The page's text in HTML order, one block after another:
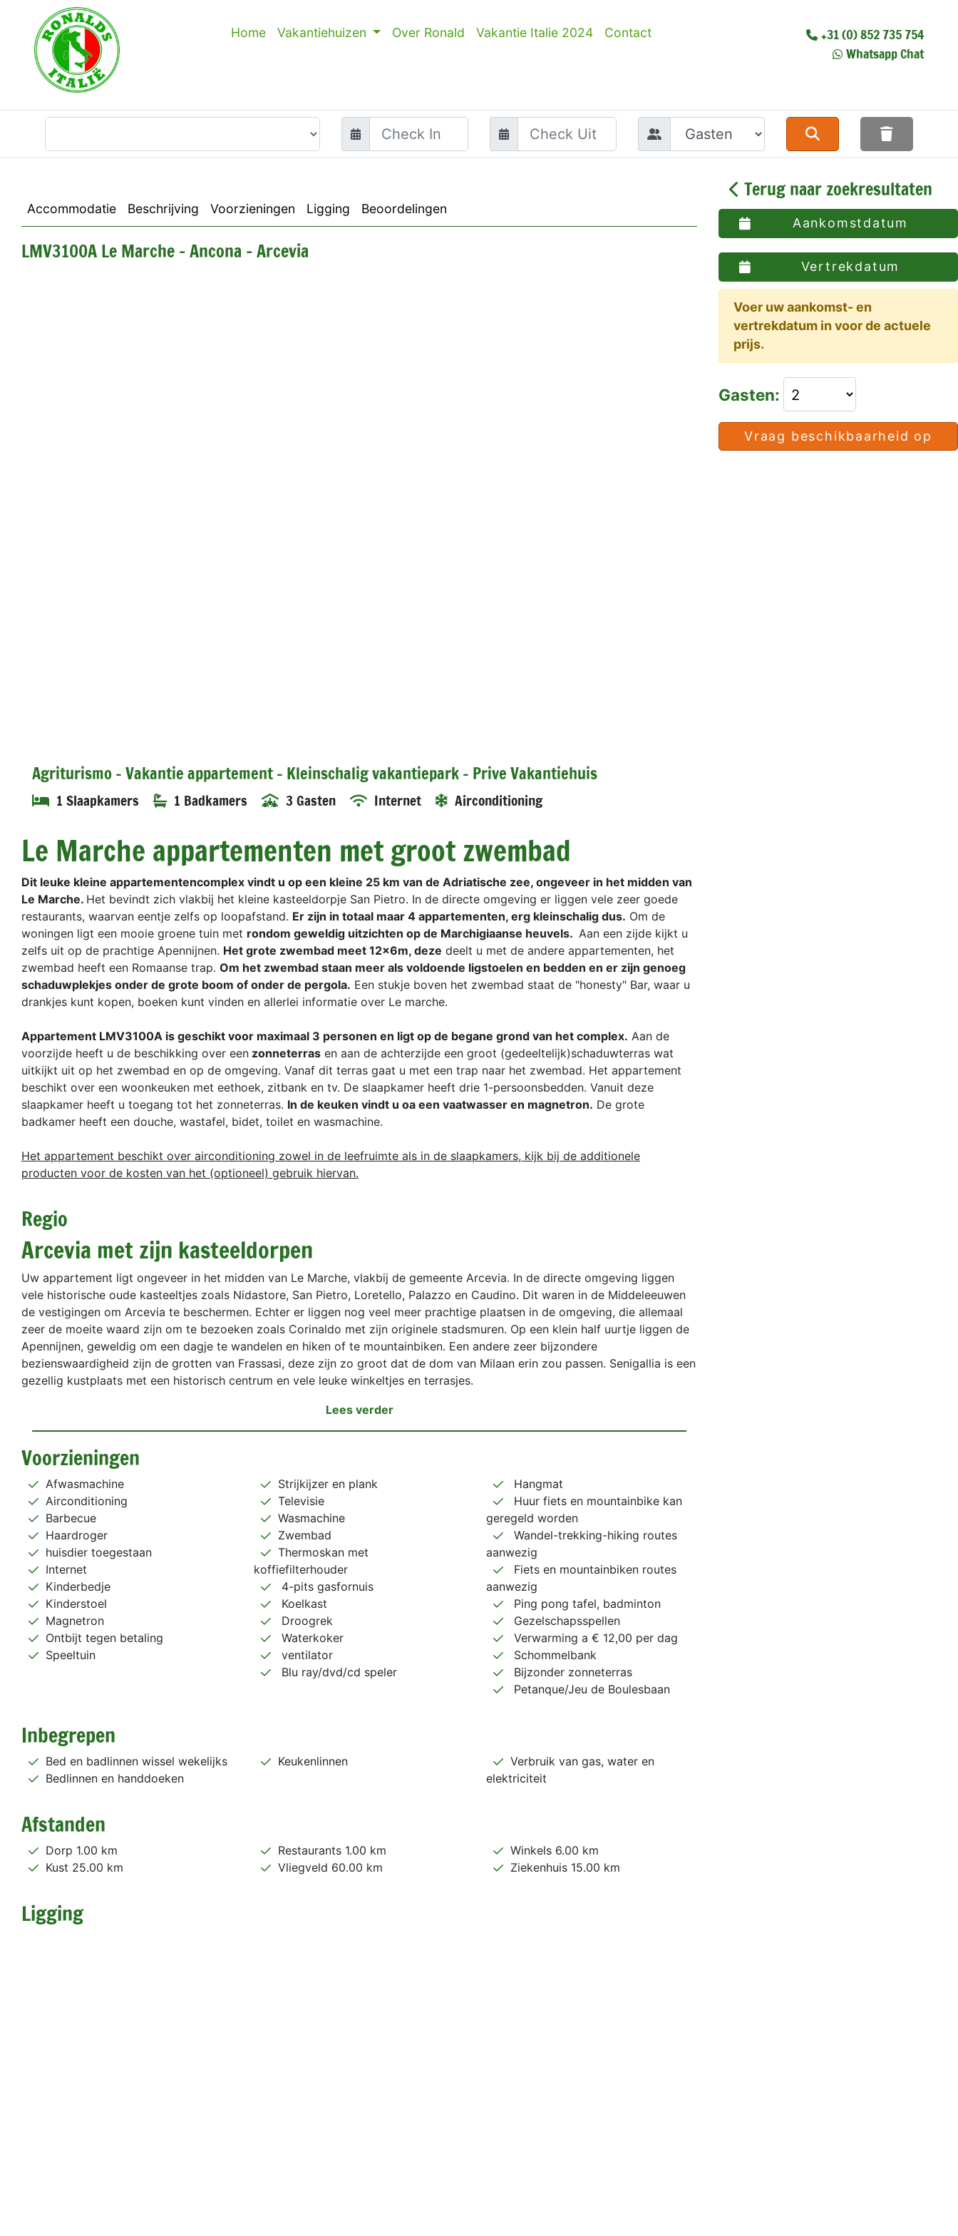
Home Vakantiehuizen Over Ronald Vakantie Italie 2024 Contact
+31 (0) 852 735 754
Whatsapp Chat
wilt u heen?
Accommodatie Beschrijving Voorzieningen Ligging Beoordelingen
LMV3100A Le Marche - Ancona - Arcevia
Agriturismo - Vakantie appartement - Kleinschalig vakantiepark - Prive Vakantiehuis
1 Slaapkamers 1 Badkamers 3 Gasten Internet Airconditioning
Le Marche appartementen met groot zwembad
Dit leuke kleine appartementencomplex vindt u op een kleine 25 km van de Adriatische zee, ongeveer in het midden van
Le Marche. Het bevindt zich vlakbij het kleine kasteeldorpje San Pietro. In de directe omgeving er liggen vele zeer goede
restaurants, waarvan eentje zelfs op loopafstand. Er zijn in totaal maar 4 appartementen, erg kleinschalig dus. Om de
woningen ligt een mooie groene tuin met rondom geweldig uitzichten op de Marchigiaanse heuvels. Aan een zijde kijkt u
zelfs uit op de prachtige Apennijnen. Het grote zwembad meet 12x6m, deze deelt u met de andere appartementen, het
zwembad heeft een Romaanse trap. Om het zwembad staan meer als voldoende ligstoelen en bedden en er zijn genoeg
schaduwplekjes onder de grote boom of onder de pergola. Een stukje boven het zwembad staat de "honesty" Bar, waar u
drankjes kunt kopen, boeken kunt vinden en allerlei informatie over Le marche.
Appartement LMV3100A is geschikt voor maximaal 3 personen en ligt op de begane grond van het complex. Aan de
voorzijde heeft u de beschikking over een zonneterras en aan de achterzijde een groot (gedeeltelijk)schaduwterras wat
uitkijkt uit op het zwembad en op de omgeving. Vanaf dit terras gaat u met een trap naar het zwembad. Het appartement
beschikt over een woonkeuken met eethoek, zitbank en tv. De slaapkamer heeft drie 1-persoonsbedden. Vanuit deze
slaapkamer heeft u toegang tot het zonneterras. In de keuken vindt u oa een vaatwasser en magnetron. De grote
badkamer heeft een douche, wastafel, bidet, toilet en wasmachine.
Het appartement beschikt over airconditioning zowel in de leefruimte als in de slaapkamers, kijk bij de additionele
producten voor de kosten van het (optioneel) gebruik hiervan.
Regio
Arcevia met zijn kasteeldorpen
Uw appartement ligt ongeveer in het midden van Le Marche, vlakbij de gemeente Arcevia. In de directe omgeving liggen
vele historische oude kasteeltjes zoals Nidastore, San Pietro, Loretello, Palazzo en Caudino. Dit waren in de Middeleeuwen
de vestigingen om Arcevia te beschermen. Echter er liggen nog veel meer prachtige plaatsen in de omgeving, die allemaal
zeer de moeite waard zijn om te bezoeken zoals Corinaldo met zijn originele stadsmuren. Op een klein half uurtje liggen de
Apennijnen, geweldig om een dagje te wandelen en hiken of te mountainbiken. Een andere zeer bijzondere
bezienswaardigheid zijn de grotten van Frassasi, deze zijn zo groot dat de dom van Milaan erin zou passen. Senigallia is een
gezellig kustplaats met een historisch centrum en vele leuke winkeltjes en terrasjes.
Lees verder
Voorzieningen
Afwasmachine
Airconditioning
Barbecue
Haardroger
huisdier toegestaan
Internet
Kinderbedje
Kinderstoel
Magnetron
Ontbijt tegen betaling
Speeltuin
Strijkijzer en plank
Televisie
Wasmachine
Zwembad
Thermoskan met
koffiefilterhouder
4-pits gasfornuis
Koelkast
Droogrek
Waterkoker
ventilator
Blu ray/dvd/cd speler
Hangmat
Huur fiets en mountainbike kan
geregeld worden
Wandel-trekking-hiking routes
aanwezig
Fiets en mountainbiken routes
aanwezig
Ping pong tafel, badminton
Gezelschapsspellen
Verwarming a € 12,00 per dag
Schommelbank
Bijzonder zonneterras
Petanque/Jeu de Boulesbaan
Inbegrepen
Bed en badlinnen wissel wekelijks
Bedlinnen en handdoeken
Keukenlinnen
Verbruik van gas, water en
elektriciteit
Afstanden
Dorp 1.00 km
Kust 25.00 km
Restaurants 1.00 km
Vliegveld 60.00 km
Winkels 6.00 km
Ziekenhuis 15.00 km
Ligging
Terug naar zoekresultaten
Aankomstdatum
Vertrekdatum
Voer uw aankomst- en
vertrekdatum in voor de actuele
prijs.
Gasten:
Vraag beschikbaarheid op